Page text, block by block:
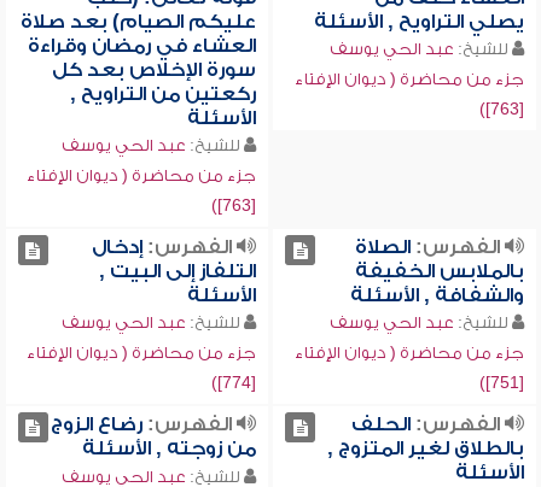
يصلي التراويح , الأسئلة
للشيخ: عبد الحي يوسف
جزء من محاضرة ( ديوان الإفتاء
[763])
عليكم الصيام) بعد صلاة
العشاء في رمضان وقراءة
سورة الإخلاص بعد كل
ركعتين من التراويح ,
الأسئلة
للشيخ: عبد الحي يوسف
جزء من محاضرة ( ديوان الإفتاء
[763])
الفهرس:الصلاة
بالملابس الخفيفة
والشفافة , الأسئلة
للشيخ: عبد الحي يوسف
جزء من محاضرة ( ديوان الإفتاء
[751])
الفهرس:إدخال
التلفاز إلى البيت ,
الأسئلة
للشيخ: عبد الحي يوسف
جزء من محاضرة ( ديوان الإفتاء
[774])
الفهرس:الحلف
بالطلاق لغير المتزوج ,
الأسئلة
الفهرس:رضاع الزوج
من زوجته , الأسئلة
للشيخ: عبد الحي يوسف